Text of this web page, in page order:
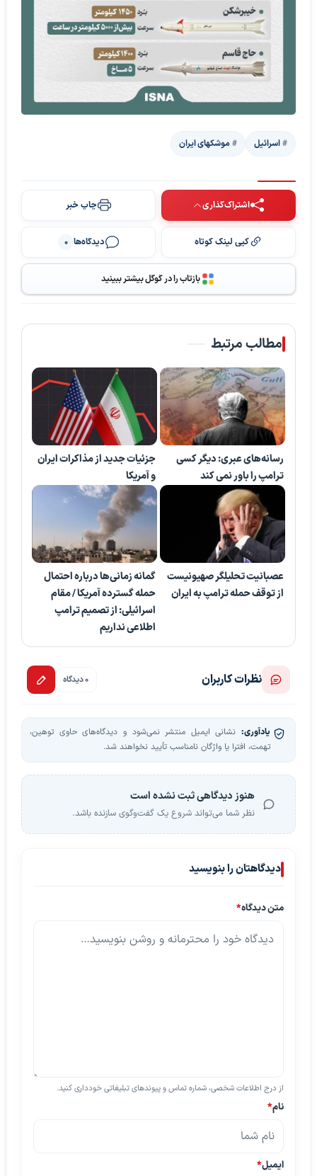
اسرائیل موشک‎های ایران
اشتراک‌گذاری چاپ خبر
کپی لینک کوتاه دیدگاه‌ها 0
بازتاب را در گوگل بیشتر ببینید
مطالب مرتبط
رسانه‌های عبری: دیگر کسی
ترامپ را باور نمی کند
جزئیات جدید از مذاکرات ایران
و آمریکا
عصبانیت تحلیلگر صهیونیست
از توقف حمله ترامپ به ایران
گمانه زمانی‌ها درباره احتمال
حمله گسترده آمریکا / مقام
اسرائیلی: از تصمیم ترامپ
اطلاعی نداریم
نظرات کاربران 0 دیدگاه
یادآوری: نشانی ایمیل منتشر نمی‌شود و دیدگاه‌های حاوی توهین،
تهمت، افترا یا واژگان نامناسب تأیید نخواهند شد.
هنوز دیدگاهی ثبت نشده است
نظر شما می‌تواند شروع یک گفت‌وگوی سازنده باشد.
دیدگاهتان را بنویسید
متن دیدگاه*
از درج اطلاعات شخصی، شماره تماس و پیوندهای تبلیغاتی خودداری کنید.
نام*
ایمیل*